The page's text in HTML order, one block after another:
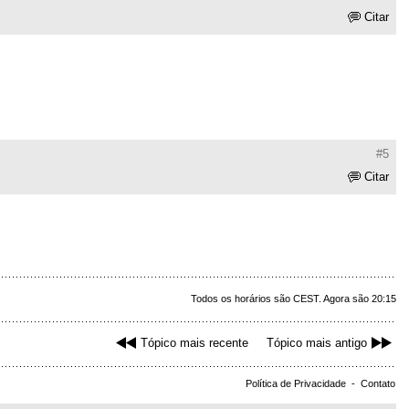
Citar
#5
Citar
Todos os horários são CEST. Agora são 20:15
Tópico mais recente Tópico mais antigo
Política de Privacidade - Contato